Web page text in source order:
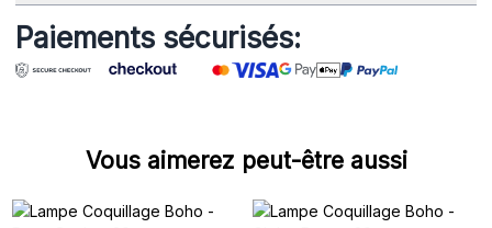
Paiements sécurisés:
Vous aimerez peut-être aussi